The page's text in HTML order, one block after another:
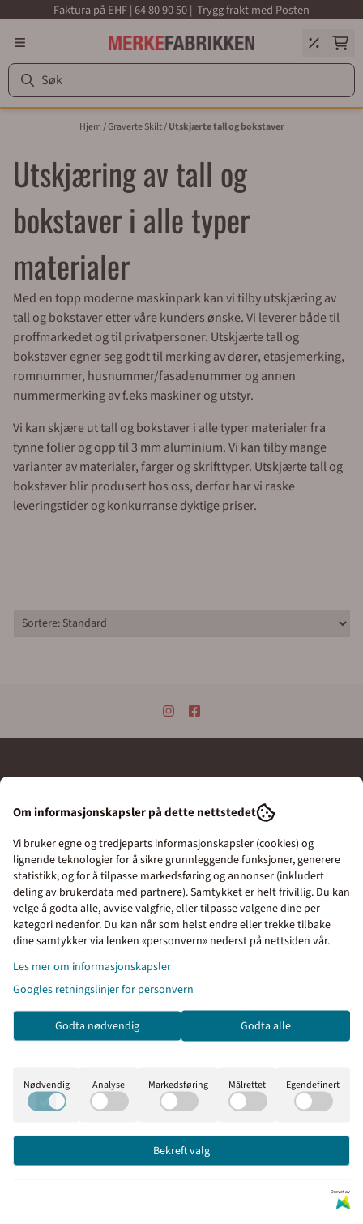
Hopp til innholdFaktura på EHF | 64 80 90 50 | Trygg frakt med Posten
Hjem/Graverte Skilt/Utskjærte tall og bokstaver
Utskjæring av tall og
bokstaver i alle typer
materialer
Med en topp moderne maskinpark kan vi tilby utskjæring av
tall og bokstaver etter våre kunders ønske. Vi leverer både til
proffmarkedet og til privatpersoner. Utskjærte tall og
bokstaver egner seg godt til merking av dører, etasjemerking,
romnummer, husnummer/fasadenummer og annen
nummermerking av f.eks maskiner og utstyr.
Vi kan skjære ut tall og bokstaver i alle typer materialer fra
tynne folier og opp til 3 mm aluminium. Vi kan tilby mange
varianter av materialer, farger og skrifttyper. Utskjærte tall og
bokstaver blir produsert hos oss, derfor har vi raske
leveringstider og konkurranse dyktige priser.
Merkefabrikken as
til bedrifter, kommuner, skoler og borettslag.
Vi tilbyr et bredt utvalg av skilt innen HMS skilt,
parkeringsskilt, tyverimerking og mer.
Vårt fokus er på høy kvalitet og rask levering.
Vi produserer mange skilt selv og importerer standardskilt
for å holde prisene lave.
Våre skilt er laget for norske forhold og har lang holdbarhet.
Vi har kort leveringstid og tilbyr spesialmerking av IT-utstyr,
verktøy og maskiner.
graverte skilt og dørskilt.
Vi er din pålitelige partner for skilt og merking.
© Merkefabrikken as
Priser inkl. eller ekskl.
mva
I denne butikken kan du
velge om du vil se prisene
med eller uten moms.
Om informasjonskapsler på dette nettstedet
Vi bruker egne og tredjeparts informasjonskapsler (cookies) og
lignende teknologier for å sikre grunnleggende funksjoner, generere
statistikk, og for å tilpasse markedsføring og annonser (inkludert
deling av brukerdata med partnere). Samtykket er helt frivillig. Du kan
velge å godta alle, avvise valgfrie, eller tilpasse valgene dine per
kategori nedenfor. Du kan når som helst endre eller trekke tilbake
dine samtykker via lenken «personvern» nederst på nettsiden vår.
Les mer om informasjonskapsler
Googles retningslinjer for personvern
Godta nødvendig Godta alle
Nødvendig Analyse Markedsføring Målrettet Egendefinert
Bekreft valg
Drevet av